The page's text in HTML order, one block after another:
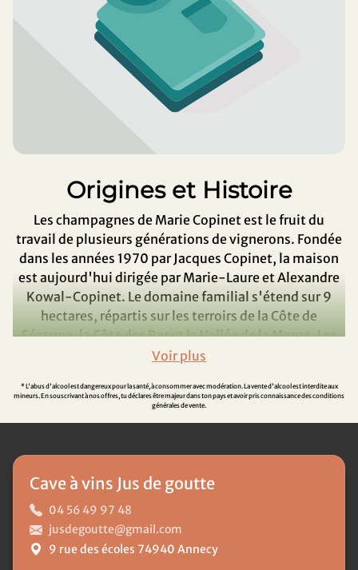
Origines et Histoire
Les champagnes de Marie Copinet est le fruit du
travail de plusieurs générations de vignerons. Fondée
dans les années 1970 par Jacques Copinet, la maison
est aujourd'hui dirigée par Marie-Laure et Alexandre
Kowal-Copinet. Le domaine familial s'étend sur 9
hectares, répartis sur les terroirs de la Côte de
Sézanne, la Côte des Bar et la Vallée de la Marne. Les
cépages cultivés comprennent le Chardonnay, le Pinot
Chardonnay, dont les vignes ont en moyenne 30 ans.
Philosophie et Pratiques
Viticoles
Depuis 2018, le domaine est en conversion vers
l'agriculture biologique, reflétant un engagement fort
pour des pratiques viticoles durables et respectueuses
de l'environnement. Cette transition vise à préserver
la santé des sols et à produire des champagnes
* L'abus d'alcool est dangereux pour la santé, à consommer avec modération. La vente d'alcool est interdite aux
mineurs. En souscrivant à nos offres, tu déclares être majeur dans ton pays et avoir pris connaissance des conditions
générales de vente.
Cave à vins Jus de goutte
04 56 49 97 48
jusdegoutte@gmail.com
9 rue des écoles 74940 Annecy